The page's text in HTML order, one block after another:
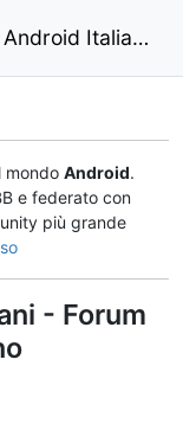
Androidiani - Forum Android Italiano
mondo Android.
e federato con
più grande
- Forum